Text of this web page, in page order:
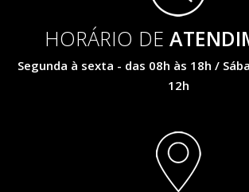
HORÁRIO DE
Segunda à sexta - das 08h às 18h /
12h